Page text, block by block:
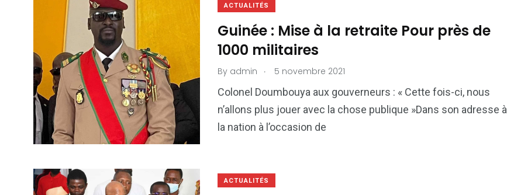
ACTUALITÉS
Guinée : Mise à la retraite Pour près de
1000 militaires
By admin . 5 novembre 2021
Colonel Doumbouya aux gouverneurs : « Cette fois-ci, nous
n’allons plus jouer avec la chose publique »Dans son adresse à
la nation à l’occasion de
ACTUALITÉS